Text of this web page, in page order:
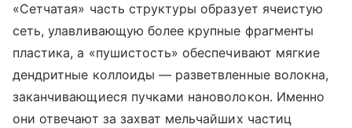
«Сетчатая» часть структуры образует ячеистую
сеть, улавливающую более крупные фрагменты
пластика, а «пушистость» обеспечивают мягкие
дендритные коллоиды — разветвленные волокна,
заканчивающиеся пучками нановолокон. Именно
они отвечают за захват мельчайших частиц